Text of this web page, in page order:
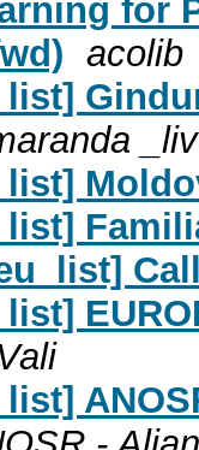
for
acolib